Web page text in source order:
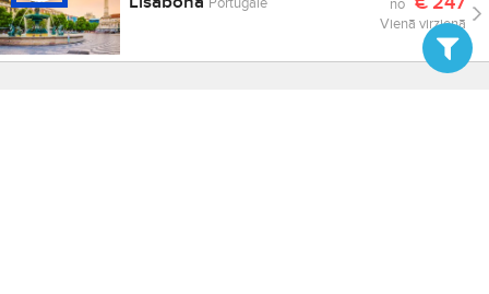
no
Vienā virzienā